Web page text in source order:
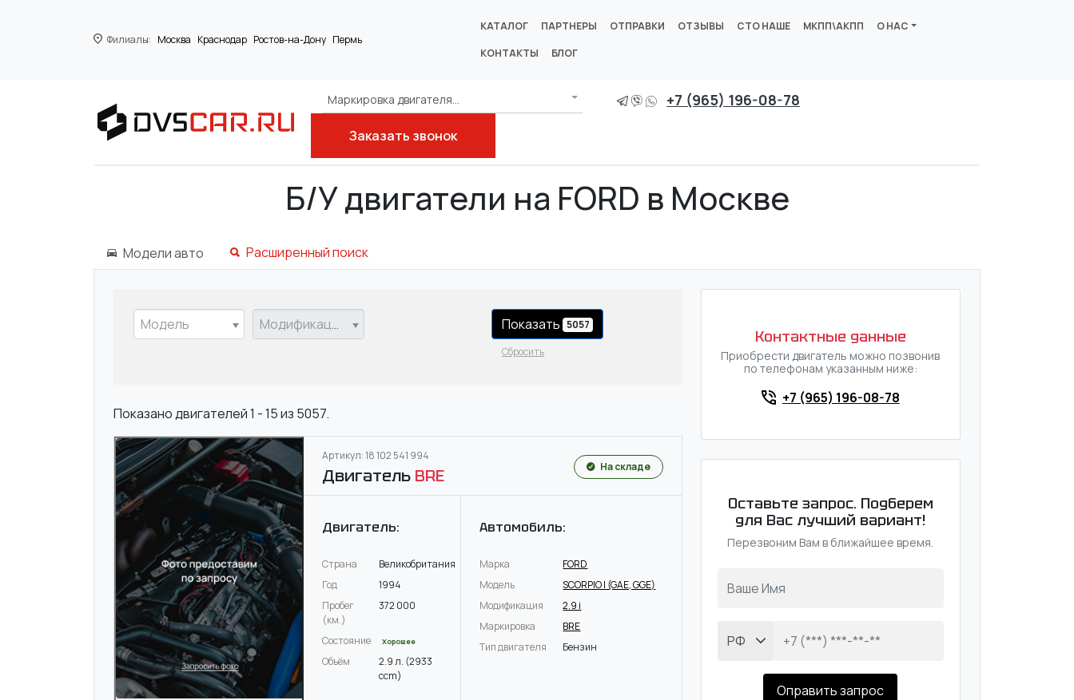
Филиалы: Москва Краснодар Ростов-на-Дону Пермь
КАТАЛОГ ПАРТНЕРЫ ОТПРАВКИ ОТЗЫВЫ СТО НАШЕ МКПП\АКПП
О НАС
КОНТАКТЫ
БЛОГ
Маркировка двигателя... +7 (965) 196-08-78
Заказать звонок
Главная
Б/У двигатели на FORD в Москве
Модели авто Расширенный поиск
Модель Модификация Показать 5057
Сбросить
Показано двигателей 1 - 15 из 5057.
Артикул: 18 102 541 994
Двигатель BRE На складе
Двигатель:
Страна
Великобритания
Год
1994
Пробег
(км.)
372 000
Состояние Хорошее
Объём
2.9 л. (2933
ccm)
Автомобиль:
Марка
FORD
Модель
SCORPIO I (GAE, GGE)
Модификация
2.9 i
Маркировка
BRE
Тип двигателя
Бензин
Контактные данные
Приобрести двигатель можно позвонив
по телефонам указанным ниже:
+7 (965) 196-08-78
Оставьте запрос. Подберем
для Вас лучший вариант!
Перезвоним Вам в ближайшее время.
Оправить запрос